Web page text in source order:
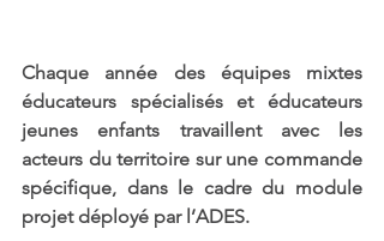
Chaque année des équipes mixtes
éducateurs spécialisés et éducateurs
jeunes enfants travaillent avec les
acteurs du territoire sur une commande
spécifique, dans le cadre du module
projet déployé par l’ADES.